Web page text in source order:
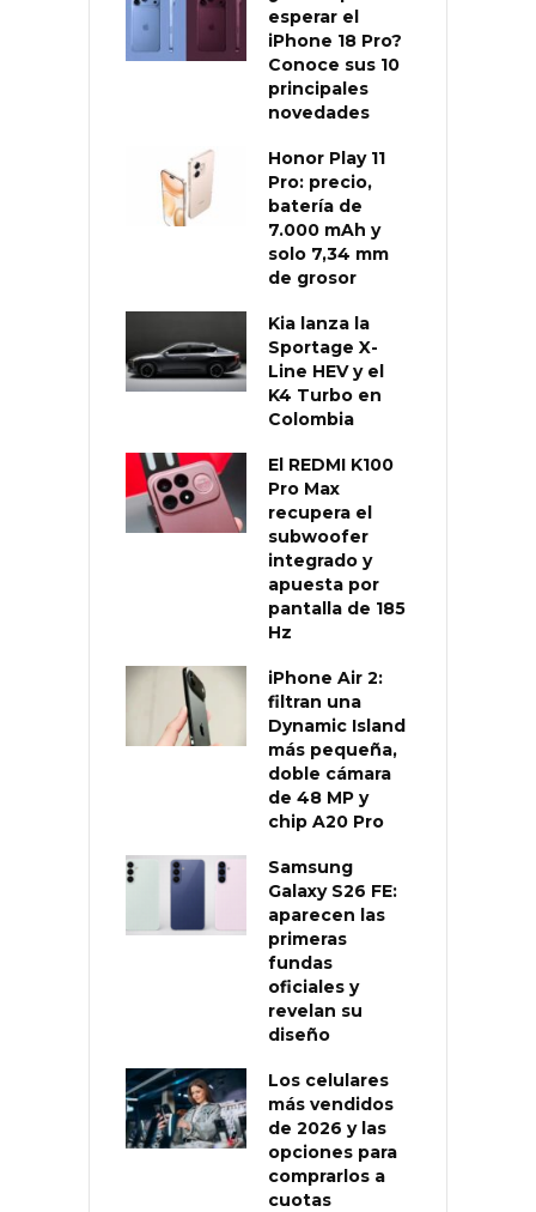
esperar el
iPhone 18 Pro?
Conoce sus 10
principales
novedades
Honor Play 11
Pro: precio,
batería de
7.000 mAh y
solo 7,34 mm
de grosor
Kia lanza la
Sportage X-
Line HEV y el
K4 Turbo en
Colombia
El REDMI K100
Pro Max
recupera el
subwoofer
integrado y
apuesta por
pantalla de 185
Hz
iPhone Air 2:
filtran una
Dynamic Island
más pequeña,
doble cámara
de 48 MP y
chip A20 Pro
Samsung
Galaxy S26 FE:
aparecen las
primeras
fundas
oficiales y
revelan su
diseño
Los celulares
más vendidos
de 2026 y las
opciones para
comprarlos a
cuotas